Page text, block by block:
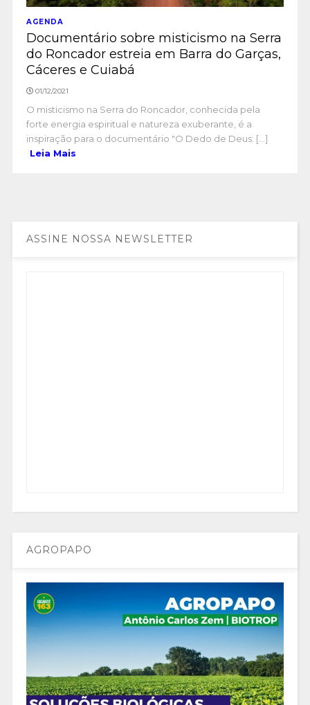
AGENDA
Documentário sobre misticismo na Serra
do Roncador estreia em Barra do Garças,
Cáceres e Cuiabá
01/12/2021
O misticismo na Serra do Roncador, conhecida pela
forte energia espiritual e natureza exuberante, é a
inspiração para o documentário "O Dedo de Deus: [...]
Leia Mais
ASSINE NOSSA NEWSLETTER
AGROPAPO